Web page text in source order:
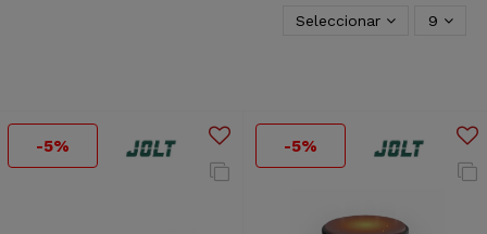
Seleccionar 9
-5% -5%